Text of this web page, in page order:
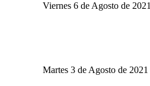
Viernes 6 de Agosto de 2021
Martes 3 de Agosto de 2021